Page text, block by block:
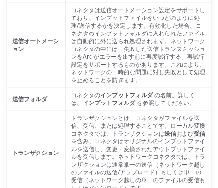
送信オートメーシ
ョン
コネクタは送信オートメーション設定をサポートし
ており、インプットファイルをいつどのように処
理/送信するかを決定します。有効化した場合、コ
ネクタのインプットフォルダに入れられたファイル
は自動的に外に送られ処理されます。ネットワーク
コネクタの中には、失敗した送信トランスミッショ
ンをArc がエラーを出す前に再度試行する、再試行
設定をサポートするものがあります。これにより、
ネットワークの一時的な問題に対し失敗として処理
を止めることを防ぎます。
送信フォルダ コネクタのインプットフォルダの名前。詳しく
は、 インプットフォルダを参照してください。
トランザクション
トランザクションとは、コネクタがファイルを送
信、受信、または処理することです。ローカル変換
コネクタでは、トランザクションは送信および受信
を含み、コネクタはオリジナルのインプットファイ
ルを送信し、変更・変換されたアウトプットファイ
ルを受信します。ネットワークコネクタでは、トラ
ンザクションは通常単一の送信（ネットワーク越し
のファイルの送信/アップロード）もしくは単一の
受信（ネットワーク越しの単一のファイルの受信も